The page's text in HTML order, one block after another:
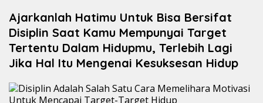
Ajarkanlah Hatimu Untuk Bisa Bersifat
Disiplin Saat Kamu Mempunyai Target
Tertentu Dalam Hidupmu, Terlebih Lagi
Jika Hal Itu Mengenai Kesuksesan Hidup